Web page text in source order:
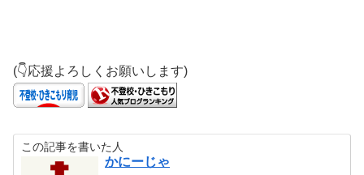
(👇応援よろしくお願いします)
この記事を書いた人
かにーじゃ